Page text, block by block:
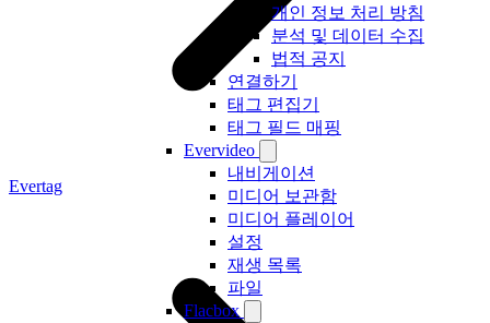
개인 정보 처리 방침
분석 및 데이터 수집
법적 공지
연결하기
태그 편집기
태그 필드 매핑
Evervideo
내비게이션
미디어 보관함
미디어 플레이어
설정
재생 목록
파일
Flacbox
Evertag